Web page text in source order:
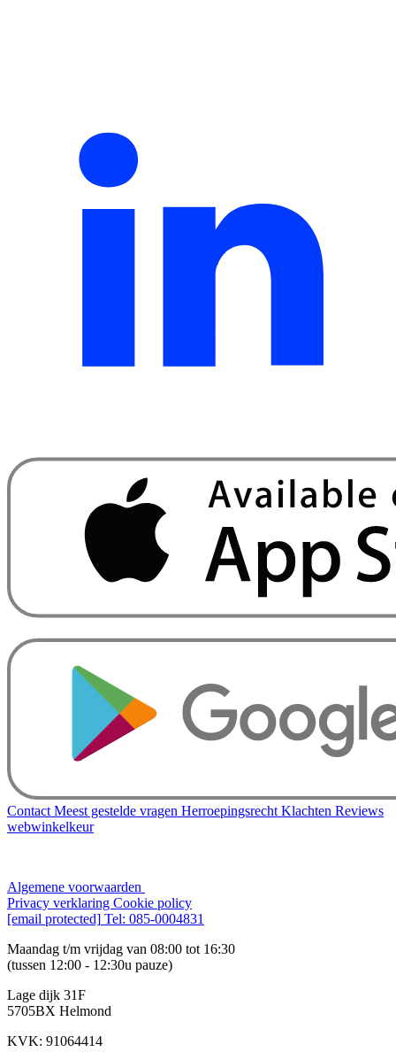
Contact Meest gestelde vragen Herroepingsrecht Klachten Reviews
webwinkelkeur
Algemene voorwaarden
Privacy verklaring Cookie policy
[email protected] Tel: 085-0004831
Maandag t/m vrijdag van 08:00 tot 16:30
(tussen 12:00 - 12:30u pauze)
Lage dijk 31F
5705BX Helmond
KVK: 91064414